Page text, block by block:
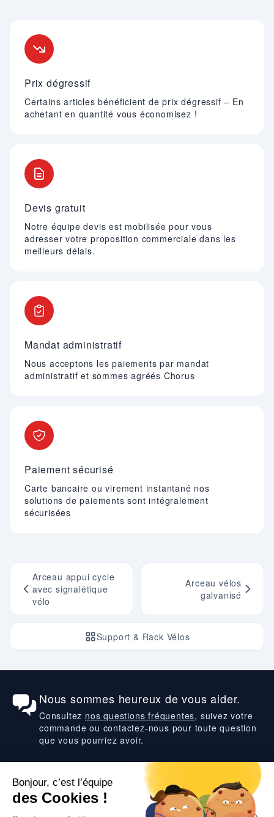
Prix dégressif
Certains articles bénéficient de prix dégressif – En
achetant en quantité vous économisez !
Devis gratuit
Notre équipe devis est mobilisée pour vous
adresser votre proposition commerciale dans les
meilleurs délais.
Mandat administratif
Nous acceptons les paiements par mandat
administratif et sommes agréés Chorus
Paiement sécurisé
Carte bancaire ou virement instantané nos
solutions de paiements sont intégralement
sécurisées
Arceau appui cycle
avec signalétique
vélo
Support & Rack Vélos
Arceau vélos
galvanisé
Nous sommes heureux de vous aider.
Consultez nos questions fréquentes, suivez votre
commande ou contactez-nous pour toute question
que vous pourriez avoir.
Suivez-nous